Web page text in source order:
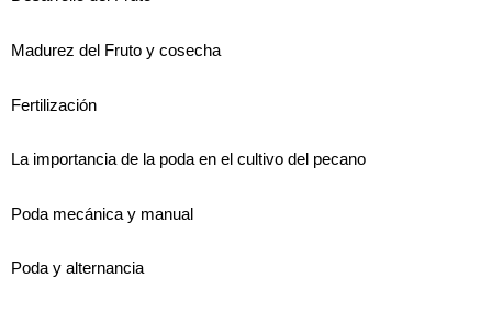
Madurez del Fruto y cosecha
Fertilización
La importancia de la poda en el cultivo del pecano
Poda mecánica y manual
Poda y alternancia